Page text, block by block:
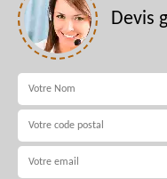
Devis